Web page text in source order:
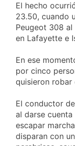
El hecho
23.50, cuando
Peugeot 308
en Lafayette e
En ese
por cinco
quisieron robar
El conductor
al darse
escapar
disparan con